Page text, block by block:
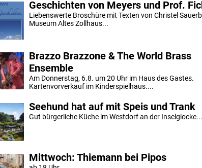
Geschichten von Meyers und Prof.
Liebenswerte Broschüre mit Texten von Christel
Museum Altes Zollhaus...
Brazzo Brazzone & The World Brass
Ensemble
Am Donnerstag, 6.8. um 20 Uhr im Haus des Gastes.
Kartenvorverkauf im Kinderspielhaus....
Seehund hat auf mit Speis und Trank
Gut bürgerliche Küche im Westdorf an der Inselglocke...
Mittwoch: Thiemann bei Pipos